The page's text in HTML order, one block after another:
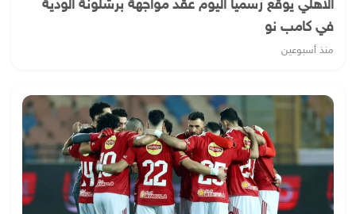
الأهلي يوقع رسميا اليوم عقد مواجهة برشلونة الودية
في كامب نو
منذ أسبوعين